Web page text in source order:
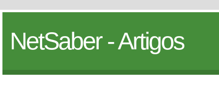
NetSaber - Artigos